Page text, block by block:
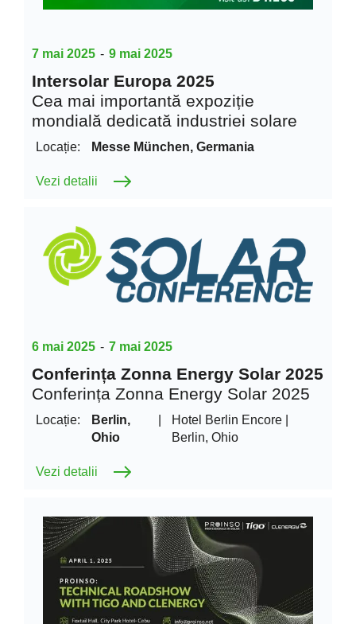
7 mai 2025 - 9 mai 2025
Intersolar Europa 2025
Cea mai importantă expoziție
mondială dedicată industriei solare
Locație: Messe München, Germania
Vezi detalii
6 mai 2025 - 7 mai 2025
Conferința Zonna Energy Solar 2025
Conferința Zonna Energy Solar 2025
Locație:
Berlin,
Ohio
Hotel Berlin Encore |
Berlin, Ohio
Vezi detalii